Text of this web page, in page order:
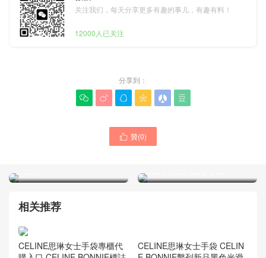
关注我们，每天分享更多有趣的事儿，有趣有料！
12000人已关注
分享到：
     
 贊(0)
相关推荐
CELINE思琳女士手袋專櫃代